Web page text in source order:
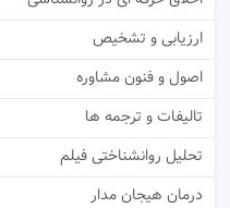
ارزیابی و تشخیص
اصول و فنون مشاوره
تالیفات و ترجمه ها
تحلیل روانشناختی فیلم
درمان هیجان مدار